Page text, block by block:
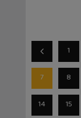
1
7 8
14 15